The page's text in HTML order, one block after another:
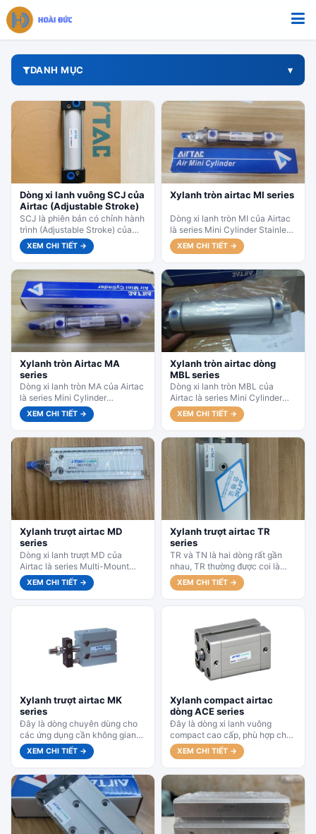
DANH MỤC
Dòng xi lanh vuông SCJ của
Airtac (Adjustable Stroke)
SCJ là phiên bản có chỉnh hành
trình (Adjustable Stroke) của
dòng SC (Tie-Rod Standard
Cylinder). Đây là dòng xi...
XEM CHI TIẾT →
Xylanh tròn airtac MI series
Dòng xi lanh tròn MI của Airtac
là series Mini Cylinder Stainless
Steel Barrel (xi lanh mini thân
inox), thiết...
XEM CHI TIẾT →
Xylanh tròn Airtac MA
series
Dòng xi lanh tròn MA của Airtac
là series Mini Cylinder
Aluminum Barrel (xi lanh tròn
thân nhôm mini), thiết...
XEM CHI TIẾT →
Xylanh tròn airtac dòng
MBL series
Dòng xi lanh tròn MBL của
Airtac là series Mini Cylinder
Aluminum Barrel (xi lanh mini
thân nhôm), thiết kế...
XEM CHI TIẾT →
Xylanh trượt airtac MD
series
Dòng xi lanh trượt MD của
Airtac là series Multi-Mount
Compact Slide Cylinder (xi lanh
trượt compact đa hướng lắp),...
XEM CHI TIẾT →
Xylanh trượt airtac TR
series
TR và TN là hai dòng rất gần
nhau, TR thường được coi là
phiên bản mở rộng hoặc tương...
XEM CHI TIẾT →
Xylanh trượt airtac MK
series
Đây là dòng chuyên dùng cho
các ứng dụng cần không gian
nhỏ, lắp đặt linh hoạt từ nhiều
mặt....
XEM CHI TIẾT →
Xylanh compact airtac
dòng ACE series
Đây là dòng xi lanh vuông
compact cao cấp, phù hợp cho
các ứng dụng cần không gian
cực hẹp,...
XEM CHI TIẾT →